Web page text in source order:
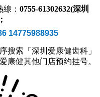
： 0755-61302632(深圳
14775988935
索「深圳爱康健齿科」
康健其他门店预约挂号。